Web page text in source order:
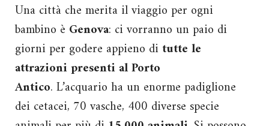
Una città che merita il viaggio per ogni
bambino è Genova: ci vorranno un paio di
giorni per godere appieno ditutte le
attrazioni presenti al Porto
Antico. L’acquario ha un enorme padiglione
dei cetacei, 70 vasche, 400 diverse specie